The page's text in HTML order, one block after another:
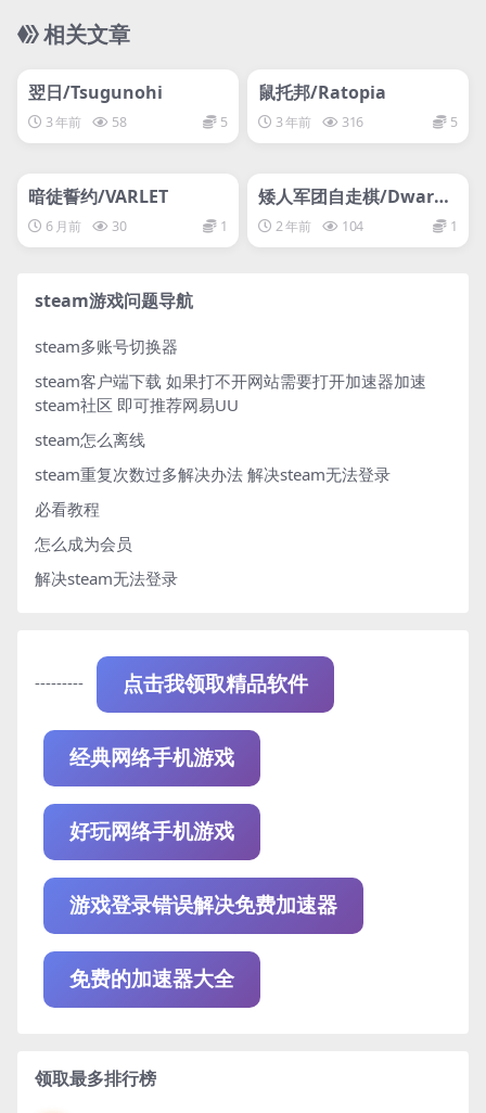
相关文章
网盘下载游戏
翌日/Tsugunohi
3 年前 58 5
鼠托邦/Ratopia
3 年前 316 5
网盘下载游戏
暗徒誓约/VARLET
6 月前 30 1
网盘下载游戏
矮人军团自走棋/Dwarve
s: Glory, Death and Lo
otwp
2 年前 104 1
steam游戏问题导航
steam多账号切换器
steam客户端下载 如果打不开网站需要打开加速器加速
steam社区 即可推荐网易UU
steam怎么离线
steam重复次数过多解决办法 解决steam无法登录
必看教程
怎么成为会员
解决steam无法登录
--------- 点击我领取精品软件
经典网络手机游戏
好玩网络手机游戏
游戏登录错误解决免费加速器
免费的加速器大全
领取最多排行榜